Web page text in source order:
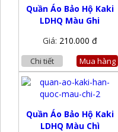
Quần Áo Bảo Hộ Kaki
LDHQ Màu Ghi
Giá: 210.000 đ
Chi tiết Mua hàng
Quần Áo Bảo Hộ Kaki
LDHQ Màu Chì